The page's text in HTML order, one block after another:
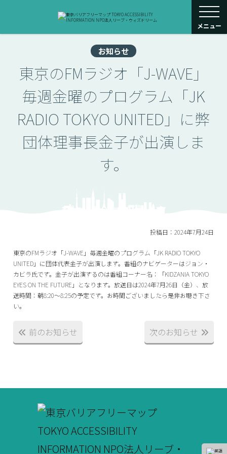
メニュー
お知らせ
東京のFMラジオ「J-WAVE」
毎週金曜のプログラム「JK
RADIO TOKYO UNITED」に弊
団体理事長金子が出演しま
す。
投稿日：2024年7月24日
東京のFMラジオ「J-WAVE」毎週金曜のプログラム「JK RADIO TOKYO
UNITED」に団体代表金子が出演します。番組のナビゲーターはジョン・
カビラ氏です。金子が出演するのは番組コーナー名：「KIDZANIA TOKYO
EYES ON THE FUTURE」となります。放送日は2024年7月26日（金）、放
送時間：朝8:20～8:25の予定です。お時間ございましたら是非お聴き下さ
い。
前のお知らせ 次のお知らせ